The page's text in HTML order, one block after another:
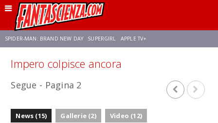
SPIDER-MAN: BRAND NEW DAY SUPERGIRL APPLE TV+
FRANCO RICCIARDIELLO
Impero colpisce ancora
Segue - Pagina 2
News (15) Gallerie (2) Video (12)